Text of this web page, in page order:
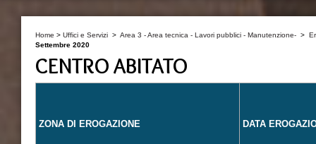
Home > Uffici e Servizi > Area 3 - Area tecnica - Lavori pubblici - Manutenzione- >
Settembre 2020
CENTRO ABITATO
ZONA DI EROGAZIONE DATA